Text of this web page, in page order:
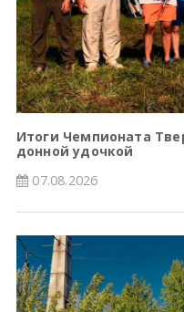
Итоги Чемпионата
донной удочкой
07.08.2026